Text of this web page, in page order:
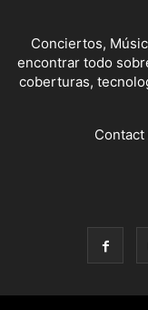
Conciertos,
encontrar todo
coberturas,
Contact